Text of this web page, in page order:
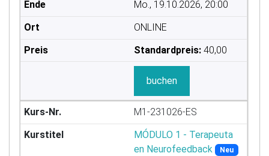
Mo., 19.10.2026, 20:00
ONLINE
Standardpreis: 40,00
buchen
M1-231026-ES
MÓDULO 1 - Terapeuta
en Neurofeedback
Neu